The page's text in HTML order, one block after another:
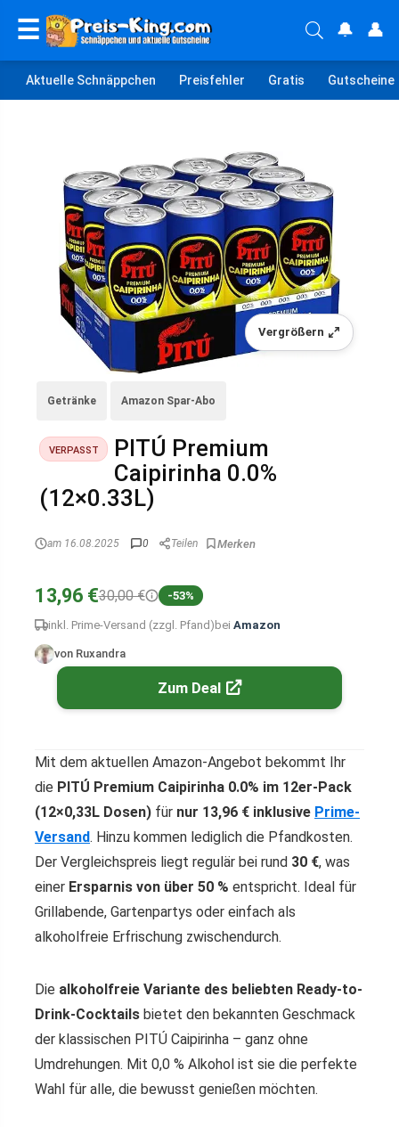
☰ 🔔 👤
Aktuelle Schnäppchen Preisfehler Gratis Gutscheine
Vergrößern
Getränke Amazon Spar-Abo
VERPASST
PITÚ Premium
Caipirinha 0.0%
(12×0.33L)
am 16.08.2025 0 Teilen
13,96 €30,00 € -53%
inkl. Prime-Versand (zzgl. Pfand) bei Amazon
von Ruxandra
Zum Deal
Mit dem aktuellen Amazon-Angebot bekommt Ihr
die PITÚ Premium Caipirinha 0.0% im 12er-Pack
(12×0,33L Dosen) für nur 13,96 € inklusive Prime-
Versand. Hinzu kommen lediglich die Pfandkosten.
Der Vergleichspreis liegt regulär bei rund 30 €, was
einer Ersparnis von über 50 % entspricht. Ideal für
Grillabende, Gartenpartys oder einfach als
alkoholfreie Erfrischung zwischendurch.
Die alkoholfreie Variante des beliebten Ready-to-
Drink-Cocktails bietet den bekannten Geschmack
der klassischen PITÚ Caipirinha – ganz ohne
Umdrehungen. Mit 0,0 % Alkohol ist sie die perfekte
Wahl für alle, die bewusst genießen möchten.